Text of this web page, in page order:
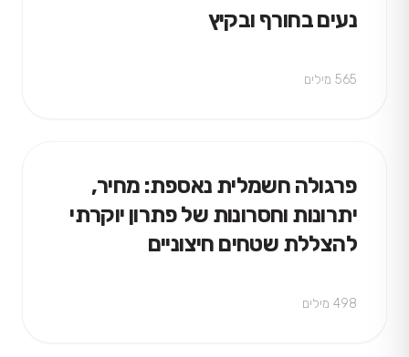
נעים בחורף ובקיץ
565 מילים
פרגולה חשמלית נאספת: מחיר,
יתרונות וחסרונות של פתרון יוקרתי
להצללת שטחים חיצוניים
498 מילים